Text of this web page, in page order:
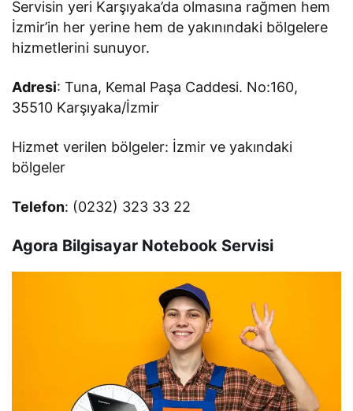
Servisin yeri Karşıyaka’da olmasına rağmen hem
İzmir’in her yerine hem de yakınındaki bölgelere
hizmetlerini sunuyor.
Adresi: Tuna, Kemal Paşa Caddesi. No:160,
35510 Karşıyaka/İzmir
Hizmet verilen bölgeler: İzmir ve yakındaki
bölgeler
Telefon: (0232) 323 33 22
Agora Bilgisayar Notebook Servisi